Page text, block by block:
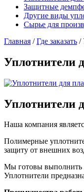
Защитные
Другие виды
Сырье для
Главная /Где заказать /
Уплотнители
Уплотнители
Наша компания
Полимерные
защиту от внешних
Мы готовы выполнить
Уплотнители